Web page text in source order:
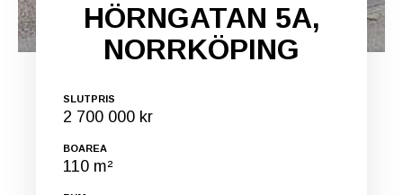
HÖRNGATAN 5A,
NORRKÖPING
SLUTPRIS
2 700 000 kr
BOAREA
110 m²